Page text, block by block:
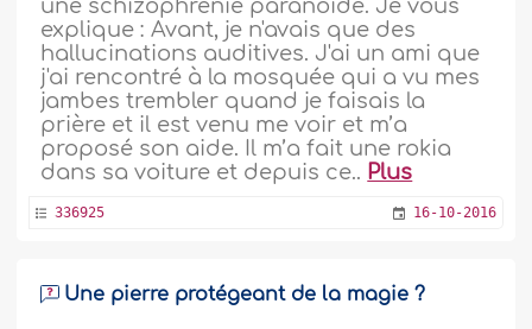
une schizophrénie paranoïde. Je vous
explique : Avant, je n'avais que des
hallucinations auditives. J'ai un ami que
j'ai rencontré à la mosquée qui a vu mes
jambes trembler quand je faisais la
prière et il est venu me voir et m’a
proposé son aide. Il m’a fait une rokia
dans sa voiture et depuis ce.. Plus
336925 16-10-2016
Une pierre protégeant de la magie ?